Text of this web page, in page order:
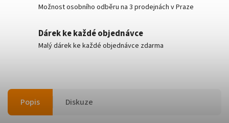
Možnost osobního odběru na 3 prodejnách v Praze
Dárek ke každé objednávce
Malý dárek ke každé objednávce zdarma
Popis Diskuze